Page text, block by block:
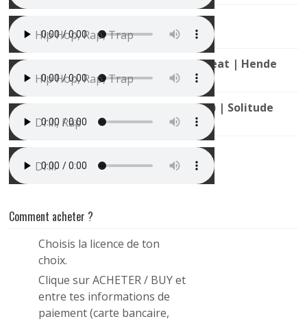
A$AP Rocky Type Beat | Uptown
Hip Hop, Rap, Trap
Jay Rock x Niska x Quavo Type Beat | Hendek
Hip Hop, Rap, Trap
Instru Rap Triste (ZKR type beat) | Solitude
Drill, Rap
Instru Drill Type Ziak | Bordel
Drill
Comment acheter ?
Choisis la licence de ton
choix.
Clique sur ACHETER / BUY et
entre tes informations de
paiement (carte bancaire,